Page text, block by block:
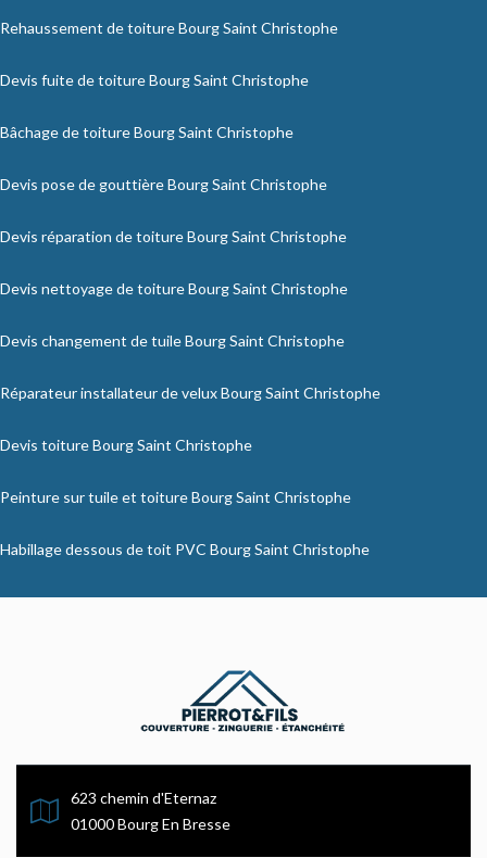
Rehaussement de toiture Bourg Saint Christophe
Devis fuite de toiture Bourg Saint Christophe
Bâchage de toiture Bourg Saint Christophe
Devis pose de gouttière Bourg Saint Christophe
Devis réparation de toiture Bourg Saint Christophe
Devis nettoyage de toiture Bourg Saint Christophe
Devis changement de tuile Bourg Saint Christophe
Réparateur installateur de velux Bourg Saint Christophe
Devis toiture Bourg Saint Christophe
Peinture sur tuile et toiture Bourg Saint Christophe
Habillage dessous de toit PVC Bourg Saint Christophe
623 chemin d'Eternaz
01000 Bourg En Bresse